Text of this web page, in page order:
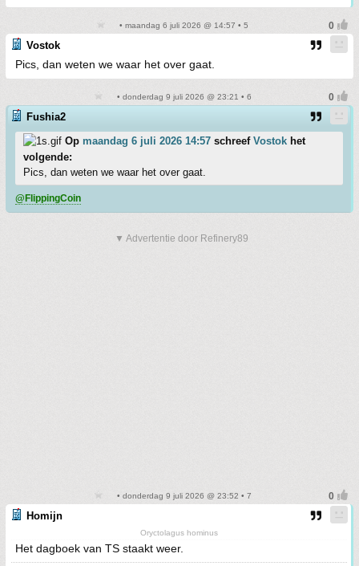
• maandag 6 juli 2026 @ 14:57 • 5
Vostok
Pics, dan weten we waar het over gaat.
• donderdag 9 juli 2026 @ 23:21 • 6
Fushia2
Op maandag 6 juli 2026 14:57 schreef Vostok het
volgende:
Pics, dan weten we waar het over gaat.
@FlippingCoin
▼ Advertentie door Refinery89
• donderdag 9 juli 2026 @ 23:52 • 7
Homijn
Oryctolagus hominus
Het dagboek van TS staakt weer.